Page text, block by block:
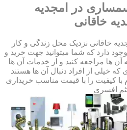
در امجدیه
خاقانی
خاقانی نزدیک محل زندگی و کار
دارد که شما میتوانید جهت خرید و
ها مراجعه کنید و از خدمات آن ها
که خیلی از افراد دنبال آن ها هستند
کیفیت را با قیمت مناسب خریداری